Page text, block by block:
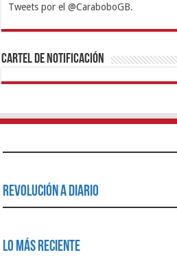
Tweets por el @CaraboboGB.
1xbetBetturkeyBetistKralbet
https://mvbcasino.com/
Cartel de Notificación
Revolución a Diario
Lo Más Reciente